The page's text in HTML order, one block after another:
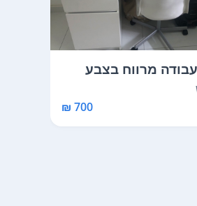
מרווח בצבע
גם כיסא...
700 ₪